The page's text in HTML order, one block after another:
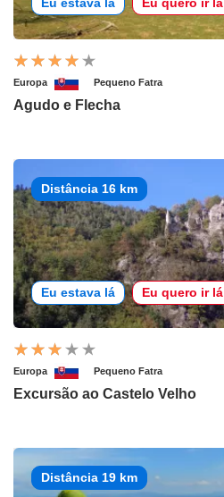
Eu estava lá Eu quero ir lá
Europa Pequeno Fatra
Agudo e Flecha
Distância 16 km
Eu estava lá Eu quero ir lá
Europa Pequeno Fatra
Excursão ao Castelo Velho
Distância 19 km